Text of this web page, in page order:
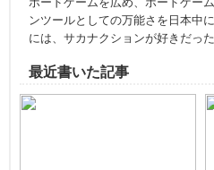
ンツールとしての万能さを日本中
には、サカナクションが好きだった
最近書いた記事